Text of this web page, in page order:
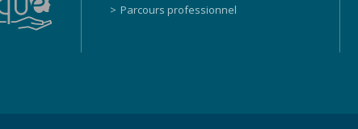
Parcours professionnel